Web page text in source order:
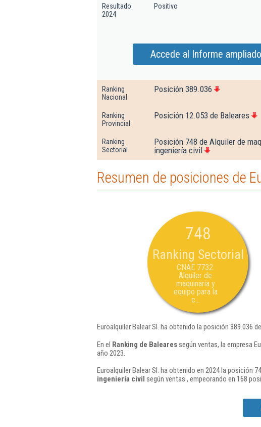
Resultado
2024
Positivo
Accede al Informe
Ranking
Nacional
Posición 389.036
Ranking
Provincial
Posición 12.053 de Baleares
Ranking
Sectorial
Posición 748 de Alquiler de
ingeniería civil
Resumen de posiciones de
748
Ranking Sectorial
CNAE 7732:
Alquiler de
maquinaria y
equipo para la
c...
Euroalquiler Balear Sl. ha obtenido la posición 389.036
En el Ranking de Balearessegún ventas, la empresa
año 2023.
Euroalquiler Balear Sl. ha obtenido en 2024 la posición
ingeniería civil según ventas , empeorando en 168